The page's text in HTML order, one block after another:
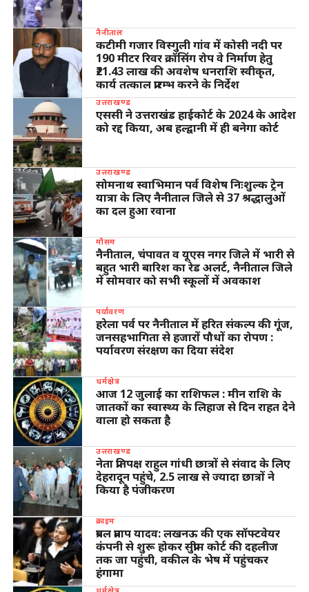
नैनीताल
कटीमी गजार विस्गुली गांव में कोसी नदी पर
190 मीटर रिवर क्रॉसिंग रोप वे निर्माण हेतु
₹21.43 लाख की अवशेष धनराशि स्वीकृत,
कार्य तत्काल प्रारम्भ करने के निर्देश
उत्तराखण्ड
एससी ने उत्तराखंड हाईकोर्ट के 2024 के आदेश
को रद्द किया, अब हल्द्वानी में ही बनेगा कोर्ट
उत्तराखण्ड
सोमनाथ स्वाभिमान पर्व विशेष निःशुल्क ट्रेन
यात्रा के लिए नैनीताल जिले से 37 श्रद्धालुओं
का दल हुआ रवाना
मौसम
नैनीताल, चंपावत व यूएस नगर जिले में भारी से
बहुत भारी बारिश का रेड अलर्ट, नैनीताल जिले
में सोमवार को सभी स्कूलों में अवकाश
पर्यावरण
हरेला पर्व पर नैनीताल में हरित संकल्प की गूंज,
जनसहभागिता से हजारों पौधों का रोपण :
पर्यावरण संरक्षण का दिया संदेश
धर्मक्षेत्र
आज 12 जुलाई का राशिफल : मीन राशि के
जातकों का स्वास्थ्य के लिहाज से दिन राहत देने
वाला हो सकता है
उत्तराखण्ड
नेता प्रतिपक्ष राहुल गांधी छात्रों से संवाद के लिए
देहरादून पहुंचे, 2.5 लाख से ज्यादा छात्रों ने
किया है पंजीकरण
क्राइम
प्रबल प्रताप यादव: लखनऊ की एक सॉफ्टवेयर
कंपनी से शुरू होकर सुप्रीम कोर्ट की दहलीज
तक जा पहुंची, वकील के भेष में पहुंचकर
हंगामा
धर्मक्षेत्र